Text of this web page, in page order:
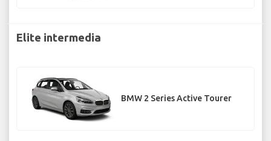
Elite intermedia
BMW 2 Series Active Tourer